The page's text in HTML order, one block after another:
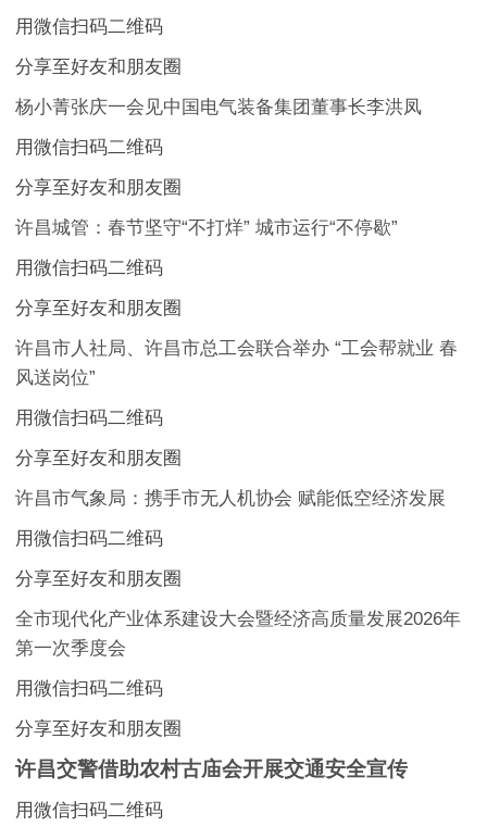
用微信扫码二维码
分享至好友和朋友圈
杨小菁张庆一会见中国电气装备集团董事长李洪凤
用微信扫码二维码
分享至好友和朋友圈
许昌城管：春节坚守“不打烊” 城市运行“不停歇”
用微信扫码二维码
分享至好友和朋友圈
许昌市人社局、许昌市总工会联合举办 “工会帮就业 春
风送岗位”
用微信扫码二维码
分享至好友和朋友圈
许昌市气象局：携手市无人机协会 赋能低空经济发展
用微信扫码二维码
分享至好友和朋友圈
全市现代化产业体系建设大会暨经济高质量发展2026年
第一次季度会
用微信扫码二维码
分享至好友和朋友圈
许昌交警借助农村古庙会开展交通安全宣传
用微信扫码二维码